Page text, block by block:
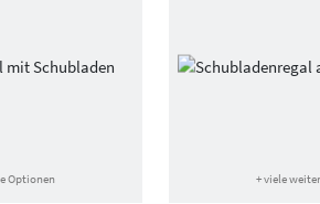
Optionen + viele